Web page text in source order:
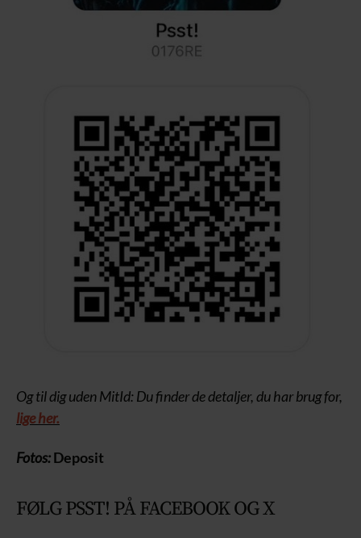
Og til dig uden MitId: Du finder de detaljer, du har brug for,
lige her.
Fotos:Deposit
FØLG PSST! PÅ FACEBOOK OG X